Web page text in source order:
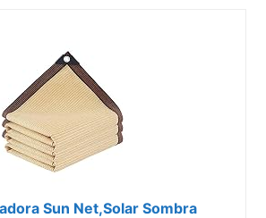
Sun Net,Solar Sombra